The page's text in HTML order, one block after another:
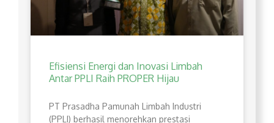
Efisiensi Energi dan Inovasi Limbah
Antar PPLI Raih PROPER Hijau
PT Prasadha Pamunah Limbah Industri
(PPLI) berhasil menorehkan prestasi